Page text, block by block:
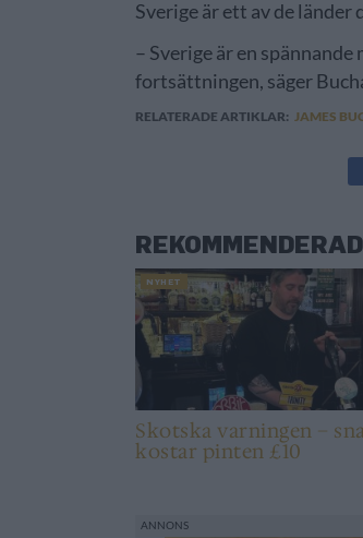
Sverige är ett av de länder
– Sverige är en
fortsättningen, säger
RELATERADE ARTIKLAR: JAMES
NYHET
Skotska varningen –
kostar pinten £10